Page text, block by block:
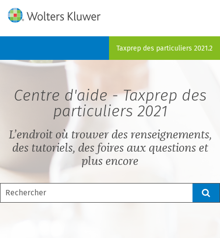
Skip To Main Content
Taxprep des particuliers 2021.2
Centre d'aide -Taxprep des
particuliers 2021
L’endroit où trouver des renseignements,
des tutoriels, des foires aux questions et
plus encore